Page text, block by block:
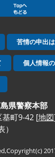
苦情の申出
個人情報
県警察本部
基町9-42 [地図